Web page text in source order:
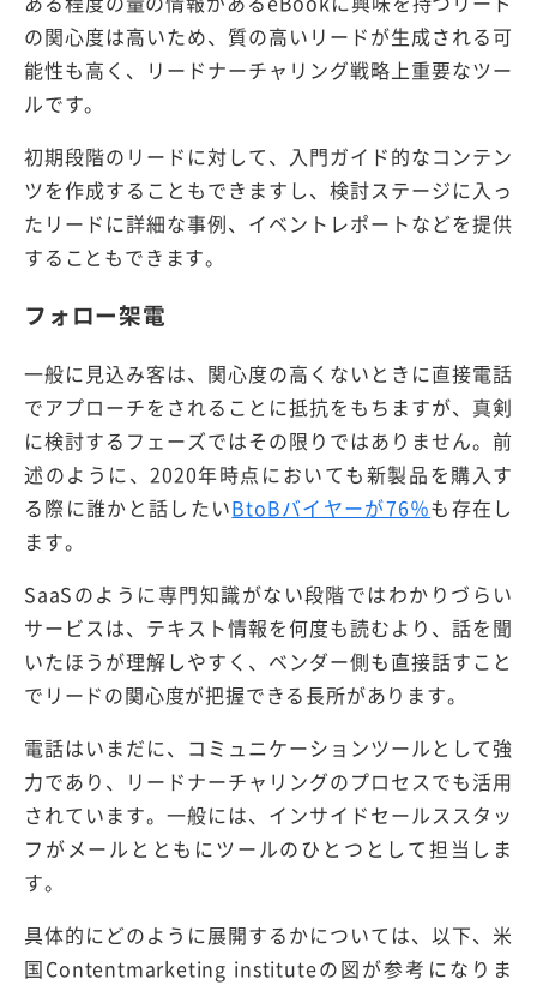
の関心度は高いため、質の高いリードが生成される可
能性も高く、リードナーチャリング戦略上重要なツー
ルです。
初期段階のリードに対して、入門ガイド的なコンテン
ツを作成することもできますし、検討ステージに入っ
たリードに詳細な事例、イベントレポートなどを提供
することもできます。
フォロー架電
一般に見込み客は、関心度の高くないときに直接電話
でアプローチをされることに抵抗をもちますが、真剣
に検討するフェーズではその限りではありません。前
述のように、2020年時点においても新製品を購入す
る際に誰かと話したいBtoBバイヤーが76％も存在し
ます。
SaaSのように専門知識がない段階ではわかりづらい
サービスは、テキスト情報を何度も読むより、話を聞
いたほうが理解しやすく、ベンダー側も直接話すこと
でリードの関心度が把握できる長所があります。
電話はいまだに、コミュニケーションツールとして強
力であり、リードナーチャリングのプロセスでも活用
されています。一般には、インサイドセールススタッ
フがメールとともにツールのひとつとして担当しま
す。
具体的にどのように展開するかについては、以下、米
国Contentmarketing instituteの図が参考になりま